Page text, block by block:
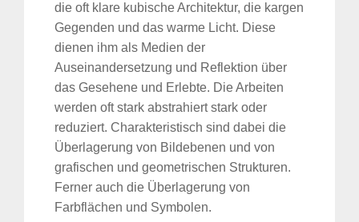
die oft klare kubische Architektur, die kargen
Gegenden und das warme Licht. Diese
dienen ihm als Medien der
Auseinandersetzung und Reflektion über
das Gesehene und Erlebte. Die Arbeiten
werden oft stark abstrahiert stark oder
reduziert. Charakteristisch sind dabei die
Überlagerung von Bildebenen und von
grafischen und geometrischen Strukturen.
Ferner auch die Überlagerung von
Farbflächen und Symbolen.